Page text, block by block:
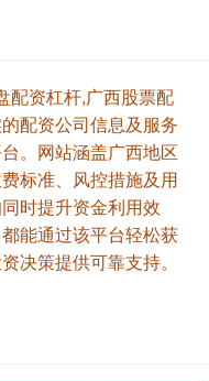
配资杠杆,广西股票配
配资公司信息及服务
。网站涵盖广西地区
标准、风控措施及用
时提升资金利用效
能通过该平台轻松获
决策提供可靠支持。